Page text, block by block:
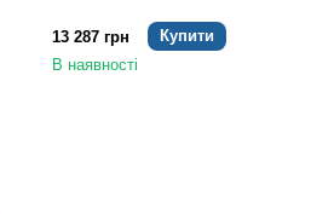
13 287 грн
Купити
В наявності